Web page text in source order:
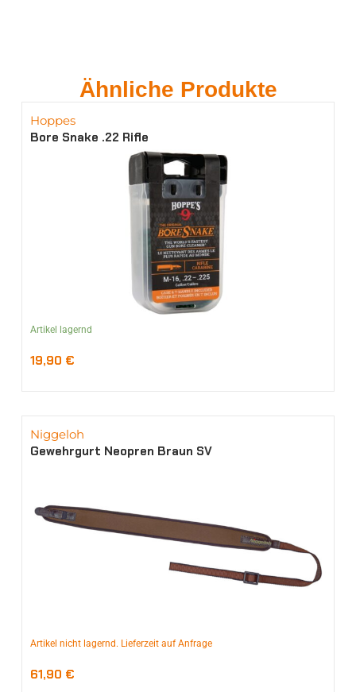
Ähnliche Produkte
Hoppes
Bore Snake .22 Rifle
Artikel lagernd
19,90 €
Niggeloh
Gewehrgurt Neopren Braun SV
Artikel nicht lagernd. Lieferzeit auf Anfrage
61,90 €